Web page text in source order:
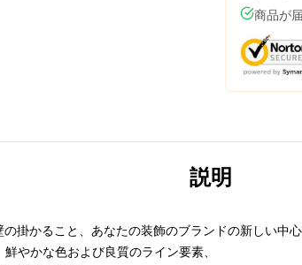
商品が
説明
掛かること、あなたの装飾のブランドの新しい中
やかな色および良質のライン要素、